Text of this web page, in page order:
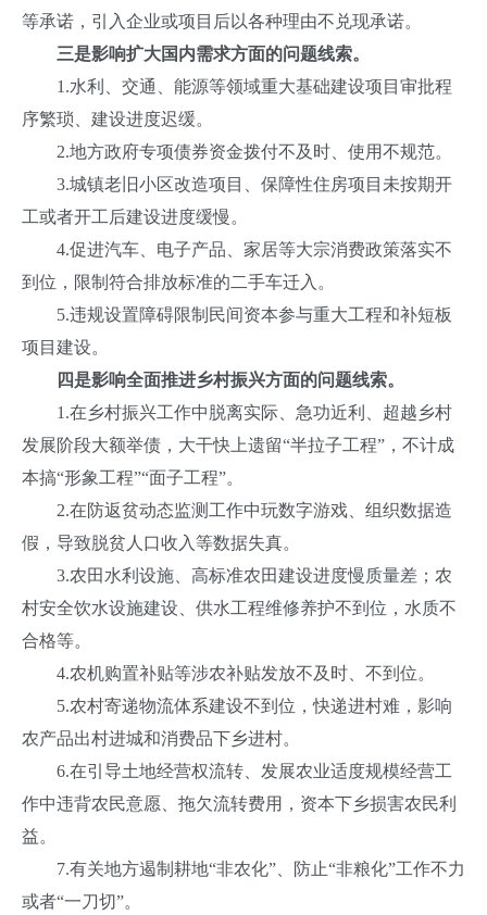
等承诺，引入企业或项目后以各种理由不兑现承诺。
三是影响扩大国内需求方面的问题线索。
1.水利、交通、能源等领域重大基础建设项目审批程
序繁琐、建设进度迟缓。
2.地方政府专项债券资金拨付不及时、使用不规范。
3.城镇老旧小区改造项目、保障性住房项目未按期开
工或者开工后建设进度缓慢。
4.促进汽车、电子产品、家居等大宗消费政策落实不
到位，限制符合排放标准的二手车迁入。
5.违规设置障碍限制民间资本参与重大工程和补短板
项目建设。
四是影响全面推进乡村振兴方面的问题线索。
1.在乡村振兴工作中脱离实际、急功近利、超越乡村
发展阶段大额举债，大干快上遗留“半拉子工程”，不计成
本搞“形象工程”“面子工程”。
2.在防返贫动态监测工作中玩数字游戏、组织数据造
假，导致脱贫人口收入等数据失真。
3.农田水利设施、高标准农田建设进度慢质量差；农
村安全饮水设施建设、供水工程维修养护不到位，水质不
合格等。
4.农机购置补贴等涉农补贴发放不及时、不到位。
5.农村寄递物流体系建设不到位，快递进村难，影响
农产品出村进城和消费品下乡进村。
6.在引导土地经营权流转、发展农业适度规模经营工
作中违背农民意愿、拖欠流转费用，资本下乡损害农民利
益。
7.有关地方遏制耕地“非农化”、防止“非粮化”工作不力
或者“一刀切”。